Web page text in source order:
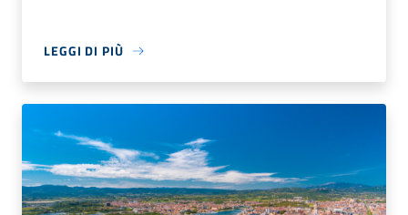
LEGGI DI PIÙ